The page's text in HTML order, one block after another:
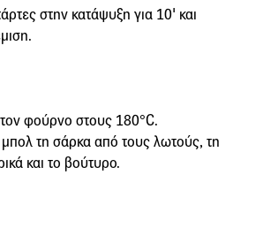
στην κατάψυξη για 10' και
φούρνο στους 180°C.
τη σάρκα από τους λωτούς, τη
και το βούτυρο.